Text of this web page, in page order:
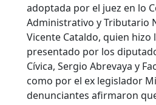
adoptada por el juez en lo
Administrativo y Tributario
Vicente Cataldo, quien hizo
presentado por los
Cívica, Sergio Abrevaya y
como por el ex legislador
denunciantes afirmaron